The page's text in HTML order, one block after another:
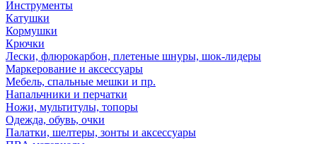
Инструменты
Катушки
Кормушки
Крючки
Лески, флюрокарбон, плетеные шнуры, шок-лидеры
Маркерование и аксессуары
Мебель, спальные мешки и пр.
Напальчники и перчатки
Ножи, мультитулы, топоры
Одежда, обувь, очки
Палатки, шелтеры, зонты и аксессуары